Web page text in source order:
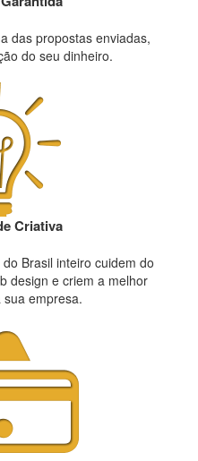
das propostas enviadas,
do seu dinheiro.
Criativa
Brasil inteiro cuidem do
design e criem a melhor
empresa.